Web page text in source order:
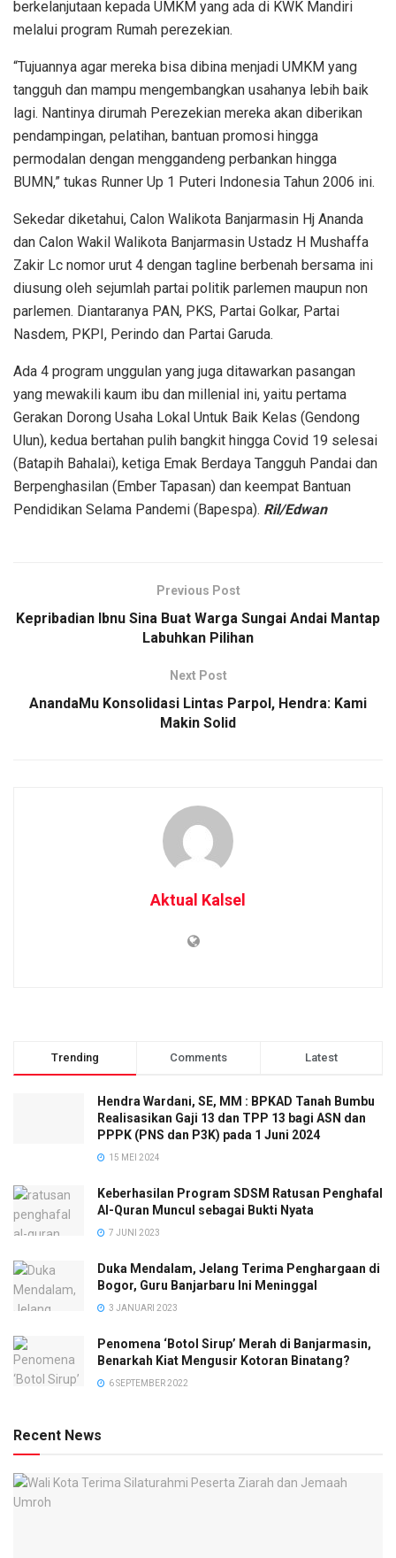
berkelanjutaan kepada UMKM yang ada di KWK Mandiri
melalui program Rumah perezekian.
“Tujuannya agar mereka bisa dibina menjadi UMKM yang
tangguh dan mampu mengembangkan usahanya lebih baik
lagi. Nantinya dirumah Perezekian mereka akan diberikan
pendampingan, pelatihan, bantuan promosi hingga
permodalan dengan menggandeng perbankan hingga
BUMN,” tukas Runner Up 1 Puteri Indonesia Tahun 2006 ini.
Sekedar diketahui, Calon Walikota Banjarmasin Hj Ananda
dan Calon Wakil Walikota Banjarmasin Ustadz H Mushaffa
Zakir Lc nomor urut 4 dengan tagline berbenah bersama ini
diusung oleh sejumlah partai politik parlemen maupun non
parlemen. Diantaranya PAN, PKS, Partai Golkar, Partai
Nasdem, PKPI, Perindo dan Partai Garuda.
Ada 4 program unggulan yang juga ditawarkan pasangan
yang mewakili kaum ibu dan millenial ini, yaitu pertama
Gerakan Dorong Usaha Lokal Untuk Baik Kelas (Gendong
Ulun), kedua bertahan pulih bangkit hingga Covid 19 selesai
(Batapih Bahalai), ketiga Emak Berdaya Tangguh Pandai dan
Berpenghasilan (Ember Tapasan) dan keempat Bantuan
Pendidikan Selama Pandemi (Bapespa). Ril/Edwan
Previous Post
Kepribadian Ibnu Sina Buat Warga Sungai Andai Mantap
Labuhkan Pilihan
Next Post
AnandaMu Konsolidasi Lintas Parpol, Hendra: Kami
Makin Solid
Aktual Kalsel
Trending Comments Latest
Hendra Wardani, SE, MM : BPKAD Tanah Bumbu
Realisasikan Gaji 13 dan TPP 13 bagi ASN dan
PPPK (PNS dan P3K) pada 1 Juni 2024
15 MEI 2024
Keberhasilan Program SDSM Ratusan Penghafal
Al-Quran Muncul sebagai Bukti Nyata
7 JUNI 2023
Duka Mendalam, Jelang Terima Penghargaan di
Bogor, Guru Banjarbaru Ini Meninggal
3 JANUARI 2023
Penomena ‘Botol Sirup’ Merah di Banjarmasin,
Benarkah Kiat Mengusir Kotoran Binatang?
6 SEPTEMBER 2022
Recent News